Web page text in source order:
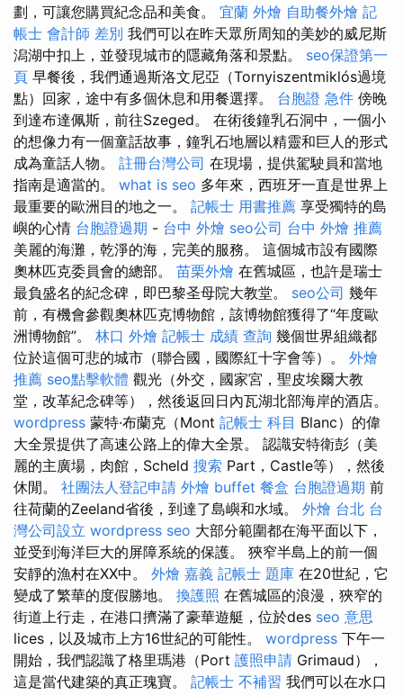
劃，可讓您購買紀念品和美食。 宜蘭 外燴 自助餐外燴 記
帳士 會計師 差別 我們可以在昨天眾所周知的美妙的威尼斯
潟湖中扣上，並發現城市的隱藏角落和景點。 seo保證第一
頁 早餐後，我們通過斯洛文尼亞（Tornyiszentmiklós過境
點）回家，途中有多個休息和用餐選擇。 台胞證 急件 傍晚
到達布達佩斯，前往Szeged。 在術後鐘乳石洞中，一個小
的想像力有一個童話故事，鐘乳石地層以精靈和巨人的形式
成為童話人物。 註冊台灣公司 在現場，提供駕駛員和當地
指南是適當的。 what is seo 多年來，西班牙一直是世界上
最重要的歐洲目的地之一。 記帳士 用書推薦 享受獨特的島
嶼的心情 台胞證過期 - 台中 外燴 seo公司 台中 外燴 推薦
美麗的海灘，乾淨的海，完美的服務。 這個城市設有國際
奧林匹克委員會的總部。 苗栗外燴 在舊城區，也許是瑞士
最負盛名的紀念碑，即巴黎圣母院大教堂。 seo公司 幾年
前，有機會參觀奧林匹克博物館，該博物館獲得了“年度歐
洲博物館”。 林口 外燴 記帳士 成績 查詢 幾個世界組織都
位於這個可悲的城市（聯合國，國際紅十字會等）。 外燴
推薦 seo點擊軟體 觀光（外交，國家宮，聖皮埃爾大教
堂，改革紀念碑等），然後返回日內瓦湖北部海岸的酒店。
wordpress 蒙特·布蘭克（Mont 記帳士 科目 Blanc）的偉
大全景提供了高速公路上的偉大全景。 認識安特衛彭（美
麗的主廣場，肉館，Scheld 搜索 Part，Castle等），然後
休閒。 社團法人登記申請 外燴 buffet 餐盒 台胞證過期 前
往荷蘭的Zeeland省後，到達了島嶼和水域。 外燴 台北 台
灣公司設立 wordpress seo 大部分範圍都在海平面以下，
並受到海洋巨大的屏障系統的保護。 狹窄半島上的前一個
安靜的漁村在XX中。 外燴 嘉義 記帳士 題庫 在20世紀，它
變成了繁華的度假勝地。 換護照 在舊城區的浪漫，狹窄的
街道上行走，在港口擠滿了豪華遊艇，位於des seo 意思
lices，以及城市上方16世紀的可能性。 wordpress 下午一
開始，我們認識了格里瑪港（Port 護照申請 Grimaud），
這是當代建築的真正瑰寶。 記帳士 不補習 我們可以在水口